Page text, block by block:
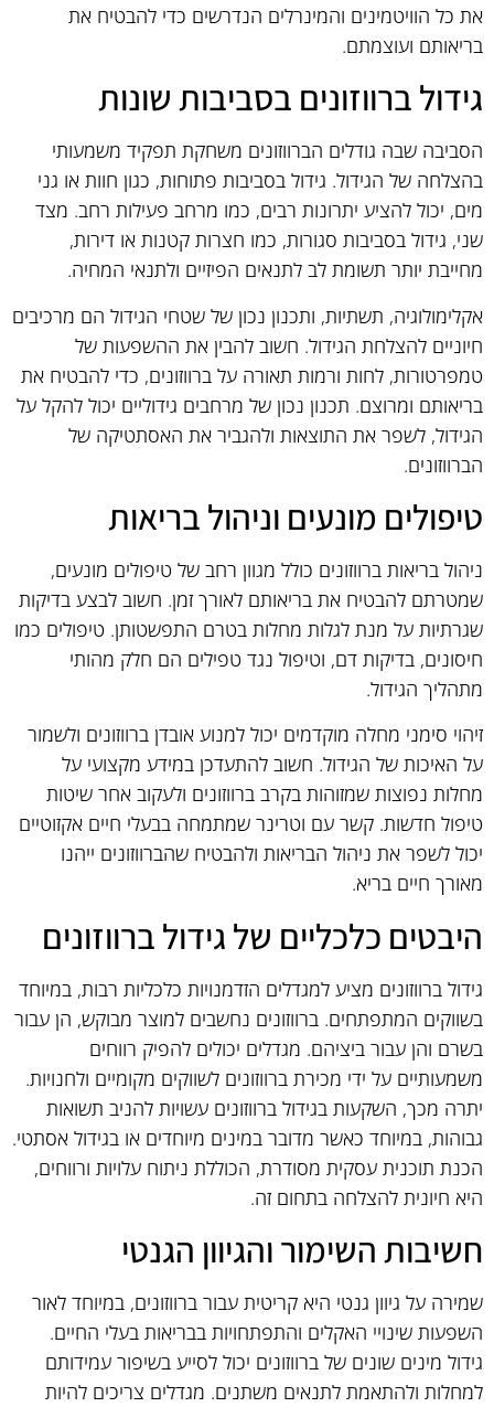
את כל הוויטמינים והמינרלים הנדרשים כדי להבטיח את
בריאותם ועוצמתם.
גידול ברווזונים בסביבות שונות
הסביבה שבה גודלים הברווזונים משחקת תפקיד משמעותי
בהצלחה של הגידול. גידול בסביבות פתוחות, כגון חוות או גני
מים, יכול להציע יתרונות רבים, כמו מרחב פעילות רחב. מצד
שני, גידול בסביבות סגורות, כמו חצרות קטנות או דירות,
מחייבת יותר תשומת לב לתנאים הפיזיים ולתנאי המחיה.
אקלימולוגיה, תשתיות, ותכנון נכון של שטחי הגידול הם מרכיבים
חיוניים להצלחת הגידול. חשוב להבין את ההשפעות של
טמפרטורות, לחות ורמות תאורה על ברווזונים, כדי להבטיח את
בריאותם ומרוצם. תכנון נכון של מרחבים גידוליים יכול להקל על
הגידול, לשפר את התוצאות ולהגביר את האסתטיקה של
הברווזונים.
טיפולים מונעים וניהול בריאות
ניהול בריאות ברווזונים כולל מגוון רחב של טיפולים מונעים,
שמטרתם להבטיח את בריאותם לאורך זמן. חשוב לבצע בדיקות
שגרתיות על מנת לגלות מחלות בטרם התפשטותן. טיפולים כמו
חיסונים, בדיקות דם, וטיפול נגד טפילים הם חלק מהותי
מתהליך הגידול.
זיהוי סימני מחלה מוקדמים יכול למנוע אובדן ברווזונים ולשמור
על האיכות של הגידול. חשוב להתעדכן במידע מקצועי על
מחלות נפוצות שמזוהות בקרב ברווזונים ולעקוב אחר שיטות
טיפול חדשות. קשר עם וטרינר שמתמחה בבעלי חיים אקזוטיים
יכול לשפר את ניהול הבריאות ולהבטיח שהברווזונים ייהנו
מאורך חיים בריא.
היבטים כלכליים של גידול ברווזונים
גידול ברווזונים מציע למגדלים הזדמנויות כלכליות רבות, במיוחד
בשווקים המתפתחים. ברווזונים נחשבים למוצר מבוקש, הן עבור
בשרם והן עבור ביציהם. מגדלים יכולים להפיק רווחים
משמעותיים על ידי מכירת ברווזונים לשווקים מקומיים ולחנויות.
יתרה מכך, השקעות בגידול ברווזונים עשויות להניב תשואות
גבוהות, במיוחד כאשר מדובר במינים מיוחדים או בגידול אסתטי.
הכנת תוכנית עסקית מסודרת, הכוללת ניתוח עלויות ורווחים,
היא חיונית להצלחה בתחום זה.
חשיבות השימור והגיוון הגנטי
שמירה על גיוון גנטי היא קריטית עבור ברווזונים, במיוחד לאור
השפעות שינויי האקלים והתפתחויות בבריאות בעלי החיים.
גידול מינים שונים של ברווזונים יכול לסייע בשיפור עמידותם
למחלות ולהתאמת לתנאים משתנים. מגדלים צריכים להיות